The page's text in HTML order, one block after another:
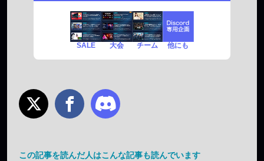
SALE 大会 チーム 他にも
この記事を読んだ人はこんな記事も読んでいます